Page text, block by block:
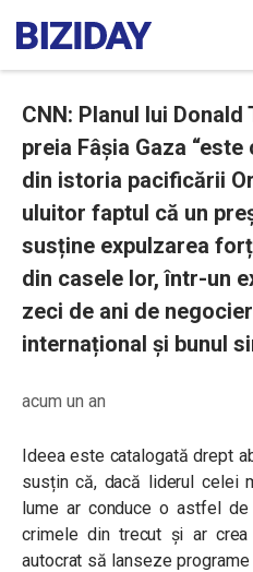
CNN: Planul lui Donald
preia Fâșia Gaza
din istoria pacificării
uluitor faptul că un
susține expulzarea
din casele lor, într-un
zeci de ani de
internațional și bunul
acum un an
Ideea este catalogată drept
susțin că, dacă liderul celei
lume ar conduce o astfel
crimele din trecut și ar
autocrat să lanseze